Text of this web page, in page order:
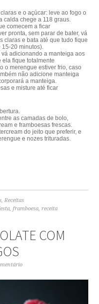
e o açúcar: leve ao fogo o
calda chege a 118 graus.
comecem a ficar
pronta, sem parar de bater, vá
claras e bata até que tudo fique
20 minutos).
adicionando a manteiga aos
ela fique totalmente
o merengue estiver frio, caso
não adicione manteiga
a manteiga.
e misture até ficar
as camadas de bolo,
e framboesas frescas.
do jeito que preferir, e
e nozes trituradas.
,Receitas
,framboesa,receita
COM